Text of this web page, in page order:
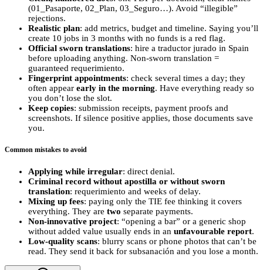
(01_Pasaporte, 02_Plan, 03_Seguro…). Avoid “illegible”
rejections.
Realistic plan: add metrics, budget and timeline. Saying you’ll
create 10 jobs in 3 months with no funds is a red flag.
Official sworn translations: hire a traductor jurado in Spain
before uploading anything. Non‑sworn translation =
guaranteed requerimiento.
Fingerprint appointments: check several times a day; they
often appear early in the morning. Have everything ready so
you don’t lose the slot.
Keep copies: submission receipts, payment proofs and
screenshots. If silence positive applies, those documents save
you.
Common mistakes to avoid
Applying while irregular: direct denial.
Criminal record without apostilla or without sworn
translation: requerimiento and weeks of delay.
Mixing up fees: paying only the TIE fee thinking it covers
everything. They are two separate payments.
Non‑innovative project: “opening a bar” or a generic shop
without added value usually ends in an unfavourable report.
Low‑quality scans: blurry scans or phone photos that can’t be
read. They send it back for subsanación and you lose a month.